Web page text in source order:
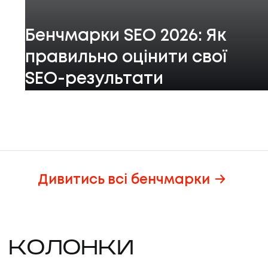
Бенчмарки SEO 2026: Як
правильно оцінити свої
SEO-результати
Дивитись всі бенчмарки
КОЛОНКИ